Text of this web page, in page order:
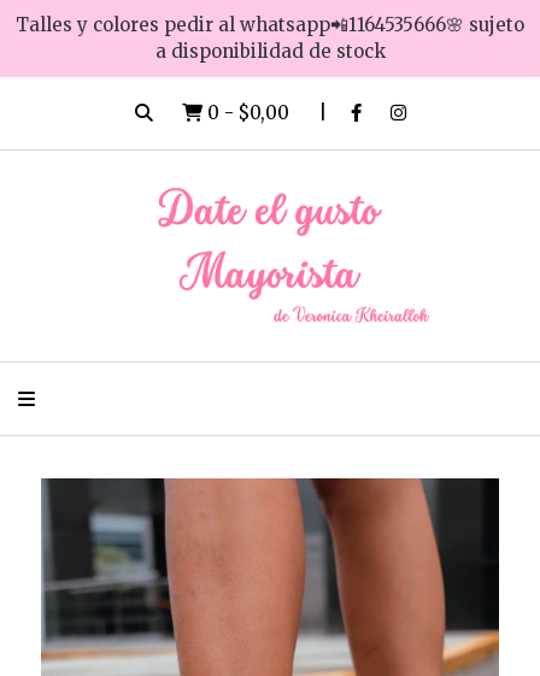
Talles y colores pedir al whatsapp📲1164535666🌸 sujeto
a disponibilidad de stock
0 - $0,00